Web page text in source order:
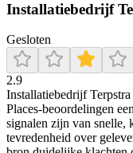
Installatiebedrijf
Gesloten
2.9
Installatiebedrijf
Places-beoordelingen
signalen zijn van snelle,
tevredenheid over